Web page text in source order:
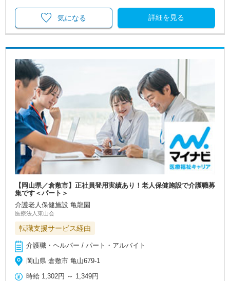
詳細を見る
気になる
【岡山県／倉敷市】正社員登用実績あり！老人保健施設で介護職募
集です＜パート＞
介護老人保健施設 亀龍園
医療法人東山会
転職支援サービス経由
介護職・ヘルパー / パート・アルバイト
岡山県 倉敷市 亀山679-1
時給 1,302円 ～ 1,349円